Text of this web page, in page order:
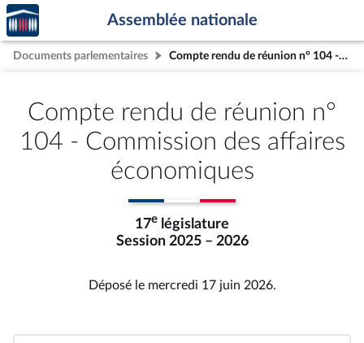
Aller au contenu
Aller en bas de la page
Accèder
à la
page
d'accueil
Assemblée nationale
Documents parlementaires Compte rendu de réunion n° 104 - Commission des affaires économiques
Compte rendu de réunion n°
104 - Commission des affaires
économiques
17e législature
Session 2025 – 2026
Déposé le mercredi 17 juin 2026.